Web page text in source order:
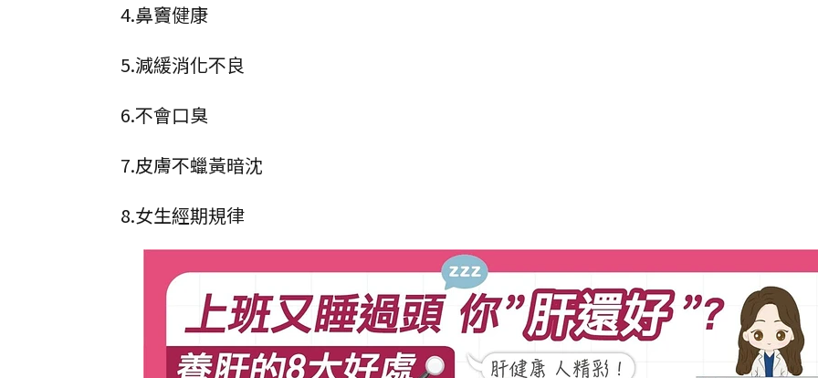
4.鼻竇健康
5.減緩消化不良
6.不會口臭
7.皮膚不蠟黃暗沈
8.女生經期規律